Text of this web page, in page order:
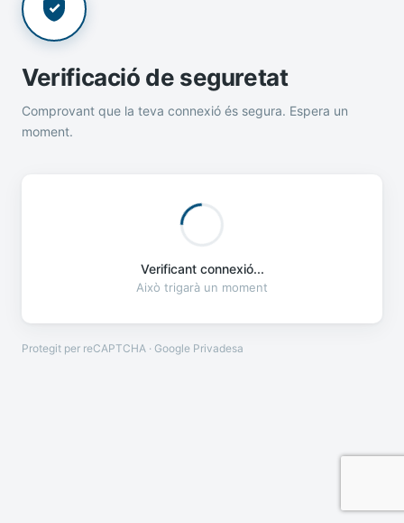
Verificació de seguretat
Comprovant que la teva connexió és segura. Espera un
moment.
Verificant connexió...
Això trigarà un moment
Protegit per reCAPTCHA · Google Privadesa